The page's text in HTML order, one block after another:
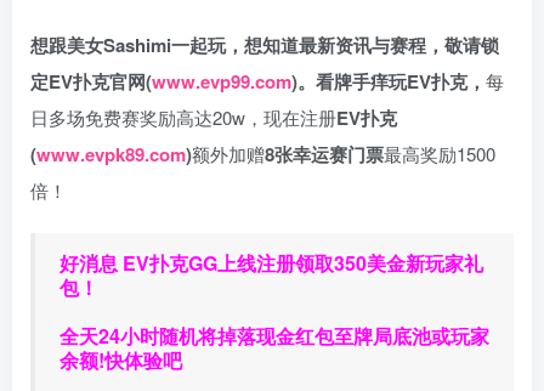
想跟美女Sashimi一起玩， 想知道最新资讯与赛程， 敬请锁
定EV扑克官网(www.evp99.com)。 看牌手痒玩EV扑克， 每
日多场免费赛奖励高达20w，现在注册EV扑克
(www.evpk89.com)额外加赠8张幸运赛门票最高奖励1500
倍！
好消息 EV扑克GG上线注册领取350美金新玩家礼
包！
全天24小时随机将掉落现金红包至牌局底池或玩家
余额!快体验吧